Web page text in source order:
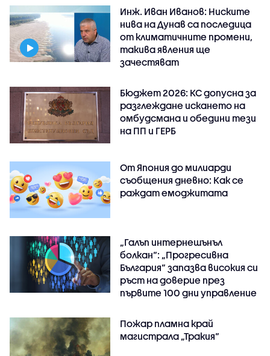
Инж. Иван Иванов: Ниските
нива на Дунав са последица
от климатичните промени,
такива явления ще
зачестяват
Бюджет 2026: КС допусна за
разглеждане искането на
омбудсмана и обедини тези
на ПП и ГЕРБ
От Япония до милиарди
съобщения дневно: Как се
раждат емоджитата
„Галъп интернешънъл
болкан“: „Прогресивна
България“ запазва високия си
ръст на доверие през
първите 100 дни управление
Пожар пламна край
магистрала „Тракия“